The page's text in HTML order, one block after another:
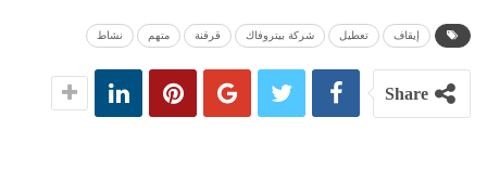
إيقاف تعطيل شركة بيتروفاك قرقنة متهم نشاط
Share